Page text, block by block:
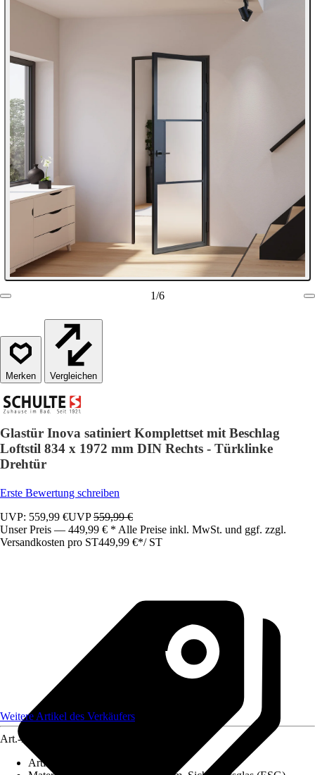
1/6
Vergleichen
Glastür Inova satiniert Komplettset mit Beschlag
Loftstil 834 x 1972 mm DIN Rechts - Türklinke
Drehtür
Erste Bewertung schreiben
UVP: 559,99 €UVP559,99 €
Unser Preis — 449,99 € * Alle Preise inkl. MwSt. und ggf. zzgl.
Versandkosten pro ST449,99 €*/ ST
Weitere Artikel des Verkäufers
Art.-Nr.
Artikeltyp